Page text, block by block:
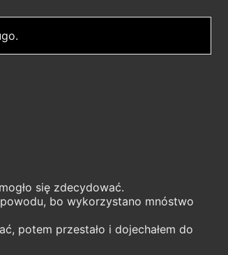
się zdecydować.
bo wykorzystano mnóstwo
potem przestało i dojechałem do